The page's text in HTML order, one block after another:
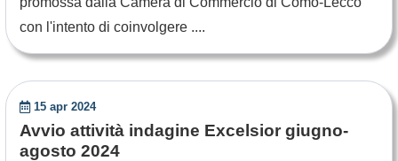
con l'intento di coinvolgere ....
15 apr 2024
Avvio attività indagine Excelsior giugno-
agosto 2024